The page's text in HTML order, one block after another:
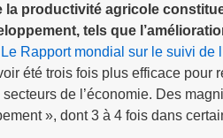
la productivité agricole
tels que
Le Rapport mondial sur le suivi de
été trois fois plus efficace pour
de l’économie. Des
», dont 3 à 4 fois dans